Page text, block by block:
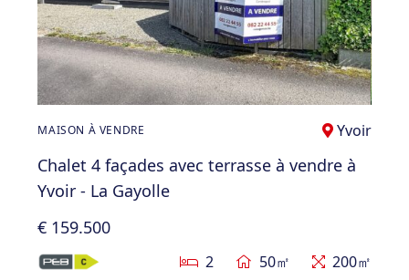
MAISON À VENDRE Yvoir
Chalet 4 façades avec terrasse à vendre à
Yvoir - La Gayolle
€ 159.500
2 50㎡ 200㎡